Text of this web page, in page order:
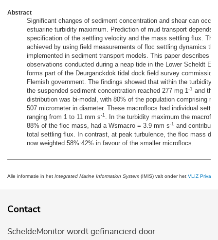
Abstract
Significant changes of sediment concentration and shear can
estuarine turbidity maximum. Prediction of mud transport depends
specification of the settling velocity and the mass settling flux.
achieved by using field measurements of floc settling dynamics
implemented in sediment transport models. This paper describes
observations conducted during a neap tide in the Lower Scheldt
forms part of the Deurganckdok tidal dock field survey
Flemish government. The findings showed that within the turbidity
the suspended sediment concentration reached 277 mg 1-1 and the
distribution was bi-modal, with 80% of the population comprising
507 micrometer in diameter. These macroflocs had individual
ranging from 1 to 11 mm s-1
. In the turbidity maximum the
88% of the floc mass, had a Wsmacro = 3.9 mm s-1 and
total settling flux. In contrast, at peak turbulence, the floc mass
now weighted 58%:42% in favour of the smaller microflocs.
Alle informatie in het Integrated Marine Information System (IMIS) valt onder het VLIZ Privacy
Contact
ScheldeMonitor wordt gefinancierd door